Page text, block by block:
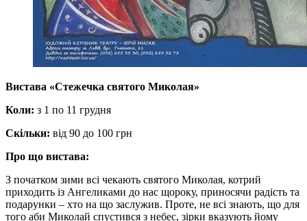
Вистава «Стежечка святого Миколая»
Коли: з 1 по 11 грудня
Скільки: від 90 до 100 грн
Про що вистава:
З початком зими всі чекають святого Миколая, котрий
приходить із Ангеликами до нас щороку, приносячи радість та
подарунки – хто на що заслужив. Проте, не всі знають, що для
того аби Миколай спустився з небес, зірки вказують йому